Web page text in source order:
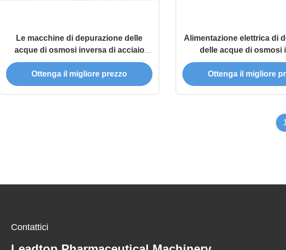
Le macchine di depurazione delle
acque di osmosi inversa di acciaio
inossidabile 1000L/H 304 allineano
Ottenga il migliore prezzo
Alimentazione elettrica di
delle acque di osmosi
commerciale 380V/50HZ
Ottenga il migliore
Contattici